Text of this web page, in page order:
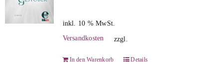
inkl. 10 % MwSt.
zzgl.
Versandkosten
In den Warenkorb Details